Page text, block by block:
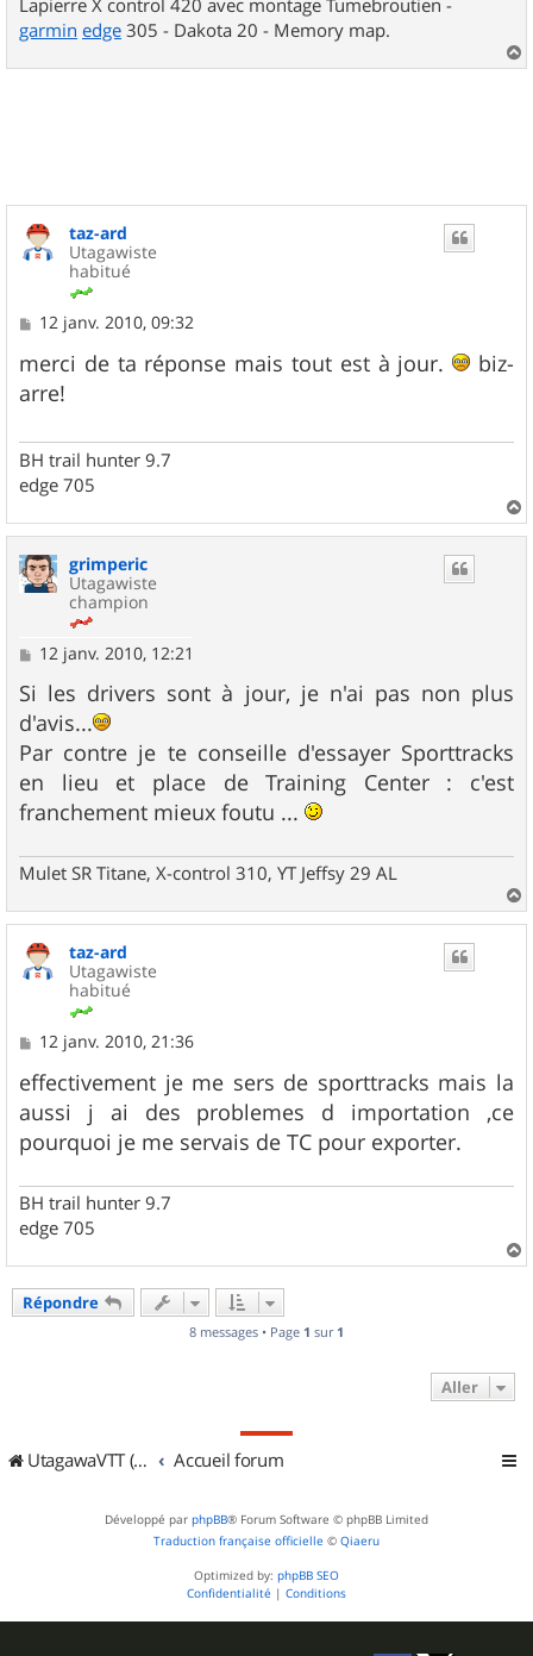
Lapierre X control 420 avec montage Tumebroutien -
garmin edge 305 - Dakota 20 - Memory map.
a
taz-ard
Utagawiste
habitué
M
s
s
a
12 janv. 2010, 09:32
merci de ta réponse mais tout est à jour.
biz-
arre!
BH trail hunter 9.7
edge 705
a
grimperic
Utagawiste
champion
M
s
s
a
g
e
12 janv. 2010, 12:21
Si les drivers sont à jour, je n'ai pas non plus
d'avis...
Par contre je te conseille d'essayer Sporttracks
en lieu et place de Training Center : c'est
franchement mieux foutu ...
Mulet SR Titane, X-control 310, YT Jeffsy 29 AL
a
taz-ard
Utagawiste
habitué
M
s
s
a
g
e
12 janv. 2010, 21:36
effectivement je me sers de sporttracks mais la
aussi j ai des problemes d importation ,ce
pourquoi je me servais de TC pour exporter.
BH trail hunter 9.7
edge 705
a
Répondre
8 messages • Page 1 sur 1
Aller
UtagawaVTT (Randos VTT et VTTAE avec traces GPS) Accueil forum
Développé par phpBB® Forum Software © phpBB Limited
Traduction française officielle © Qiaeru
Optimized by: phpBB SEO
Confidentialité | Conditions